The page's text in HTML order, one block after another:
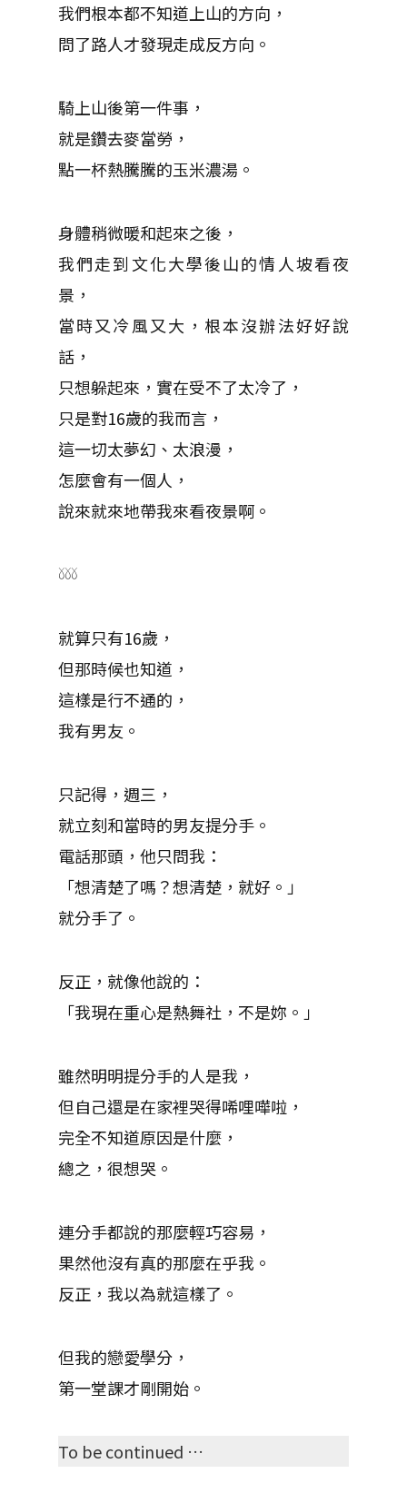
我們根本都不知道上山的方向，
問了路人才發現走成反方向。
騎上山後第一件事，
就是鑽去麥當勞，
點一杯熱騰騰的玉米濃湯。
身體稍微暖和起來之後，
我們走到文化大學後山的情人坡看夜
景，
當時又冷風又大，根本沒辦法好好說
話，
只想躲起來，實在受不了太冷了，
只是對16歲的我而言，
這一切太夢幻、太浪漫，
怎麼會有一個人，
說來就來地帶我來看夜景啊。
𓍱𓍱𓍱
就算只有16歲，
但那時候也知道，
這樣是行不通的，
我有男友。
只記得，週三，
就立刻和當時的男友提分手。
電話那頭，他只問我：
「想清楚了嗎？想清楚，就好。」
就分手了。
反正，就像他說的：
「我現在重心是熱舞社，不是妳。」
雖然明明提分手的人是我，
但自己還是在家裡哭得唏哩嘩啦，
完全不知道原因是什麼，
總之，很想哭。
連分手都說的那麼輕巧容易，
果然他沒有真的那麼在乎我。
反正，我以為就這樣了。
但我的戀愛學分，
第一堂課才剛開始。
To be continued …